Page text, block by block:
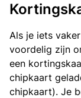
Als je iets
voordelig zijn
een
chipkaart
chipkaart). Je